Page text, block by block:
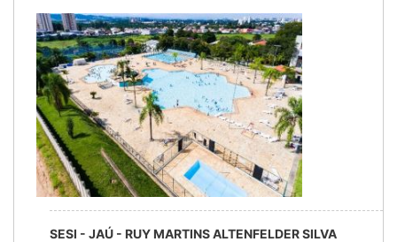
SESI - JAÚ - RUY MARTINS ALTENFELDER SILVA